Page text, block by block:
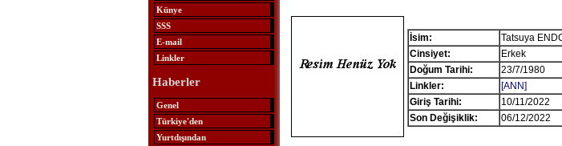
Künye
SSS
E-mail
Linkler
Haberler
Genel
Türkiye'den
Yurtdışından
İsim:
Tatsuya
Cinsiyet:
Erkek
Doğum Tarihi:
23/7/1980
Linkler:
[ANN]
Giriş Tarihi:
10/11/2022
Son Değişiklik:
06/12/2022